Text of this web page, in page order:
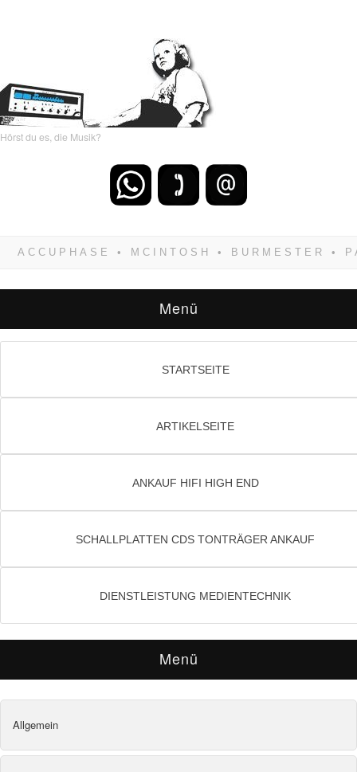
Hörst du es, die Musik?
zwangsläufig siegen! Und noch was: Hifi
Menü
STARTSEITE
ARTIKELSEITE
ANKAUF HIFI HIGH END
SCHALLPLATTEN CDS TONTRÄGER ANKAUF
DIENSTLEISTUNG MEDIENTECHNIK
Menü
Allgemein